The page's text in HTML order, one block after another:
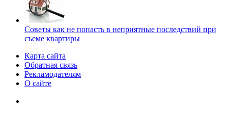
Советы как не попасть в неприятные последствий при
съеме квартиры
Карта сайта
Обратная связь
Рекламодателям
О сайте